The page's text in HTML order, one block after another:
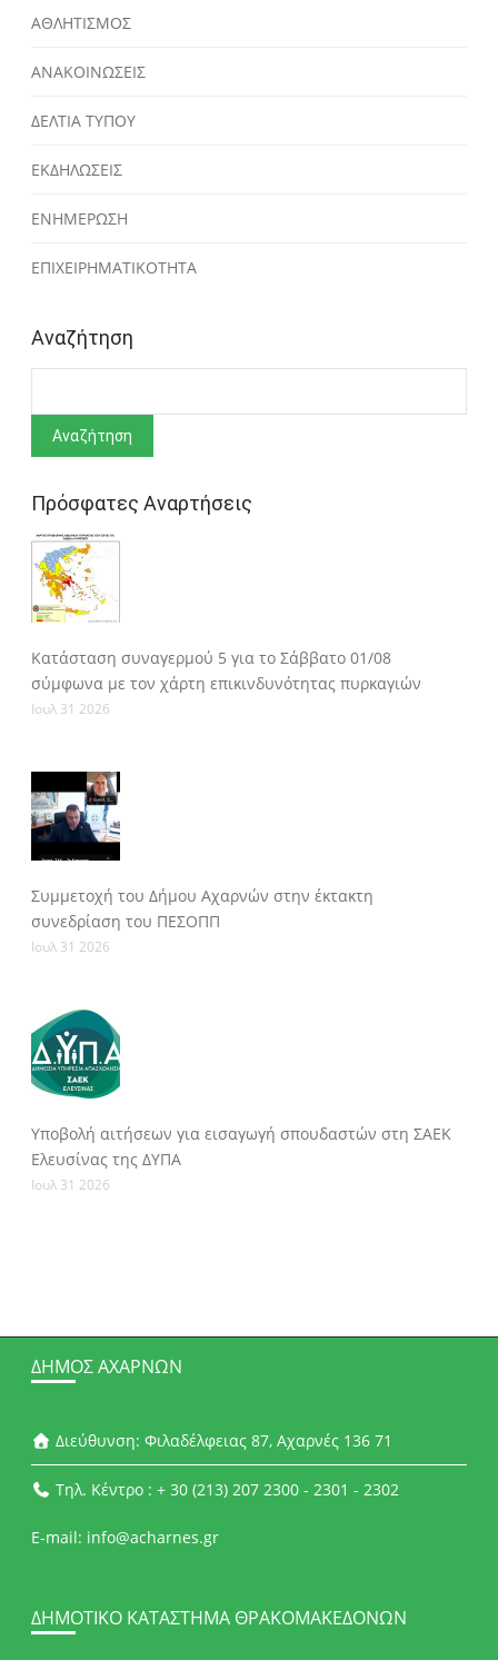
ΑΘΛΗΤΙΣΜΟΣ
ΑΝΑΚΟΙΝΩΣΕΙΣ
ΔΕΛΤΙΑ ΤΥΠΟΥ
ΕΚΔΗΛΩΣΕΙΣ
ΕΝΗΜΕΡΩΣΗ
ΕΠΙΧΕΙΡΗΜΑΤΙΚΟΤΗΤΑ
Αναζήτηση
Πρόσφατες Αναρτήσεις
Κατάσταση συναγερμού 5 για το Σάββατο 01/08
σύμφωνα με τον χάρτη επικινδυνότητας πυρκαγιών
Ιουλ 31 2026
Συμμετοχή του Δήμου Αχαρνών στην έκτακτη
συνεδρίαση του ΠΕΣΟΠΠ
Ιουλ 31 2026
Υποβολή αιτήσεων για εισαγωγή σπουδαστών στη ΣΑΕΚ
Ελευσίνας της ΔΥΠΑ
Ιουλ 31 2026
ΔΉΜΟΣ ΑΧΑΡΝΏΝ
Διεύθυνση: Φιλαδέλφειας 87, Αχαρνές 136 71
Τηλ. Κέντρο : + 30 (213) 207 2300 - 2301 - 2302
E-mail: info@acharnes.gr
ΔΗΜΟΤΙΚΌ ΚΑΤΆΣΤΗΜΑ ΘΡΑΚΟΜΑΚΕΔΌΝΩΝ